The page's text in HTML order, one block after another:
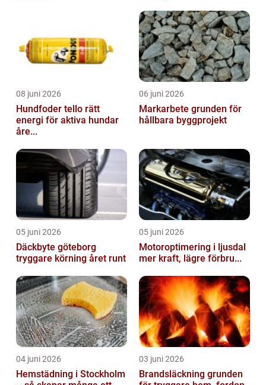
08 juni 2026
Hundfoder tello rätt
energi för aktiva hundar
åre...
06 juni 2026
Markarbete grunden för
hållbara byggprojekt
05 juni 2026
Däckbyte göteborg
tryggare körning året runt
05 juni 2026
Motoroptimering i ljusdal
mer kraft, lägre förbru...
04 juni 2026
Hemstädning i Stockholm
03 juni 2026
Brandsläckning grunden